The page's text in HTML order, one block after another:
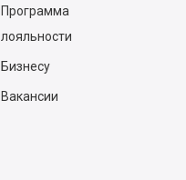
Программа
лояльности
Бизнесу
Вакансии